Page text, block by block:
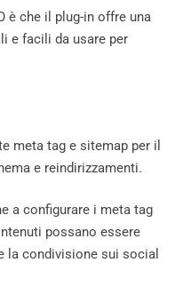
è che il plug-in offre una
e facili da usare per
meta tag e sitemap per il
e reindirizzamenti.
a configurare i meta tag
possano essere
la condivisione sui social